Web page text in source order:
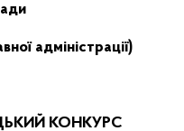
адміністрації)
КОНКУРС